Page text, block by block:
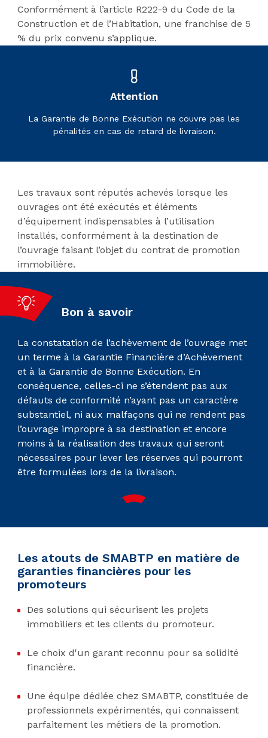
Conformément à l’article R222-9 du Code de la
Construction et de l’Habitation, une franchise de 5
% du prix convenu s’applique.
Attention
La Garantie de Bonne Exécution ne couvre pas les
pénalités en cas de retard de livraison.
Les travaux sont réputés achevés lorsque les
ouvrages ont été exécutés et éléments
d’équipement indispensables à l’utilisation
installés, conformément à la destination de
l’ouvrage faisant l’objet du contrat de promotion
immobilière.
Bon à savoir
La constatation de l’achèvement de l’ouvrage met
un terme à la Garantie Financière d’Achèvement
et à la Garantie de Bonne Exécution. En
conséquence, celles-ci ne s’étendent pas aux
défauts de conformité n’ayant pas un caractère
substantiel, ni aux malfaçons qui ne rendent pas
l’ouvrage impropre à sa destination et encore
moins à la réalisation des travaux qui seront
nécessaires pour lever les réserves qui pourront
être formulées lors de la livraison.
Les atouts de SMABTP en matière de
garanties financières pour les
promoteurs
Des solutions qui sécurisent les projets
immobiliers et les clients du promoteur.
Le choix d'un garant reconnu pour sa solidité
financière.
Une équipe dédiée chez SMABTP, constituée de
professionnels expérimentés, qui connaissent
parfaitement les métiers de la promotion.